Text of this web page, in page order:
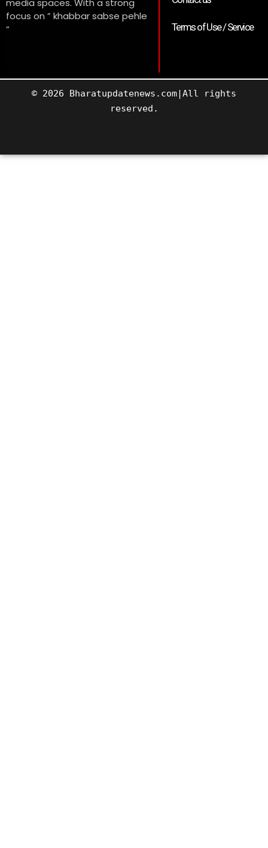
media spaces. With a strong
focus on ” khabbar sabse pehle
“
Terms of Use / Service
© 2026 Bharatupdatenews.com|All rights
reserved.